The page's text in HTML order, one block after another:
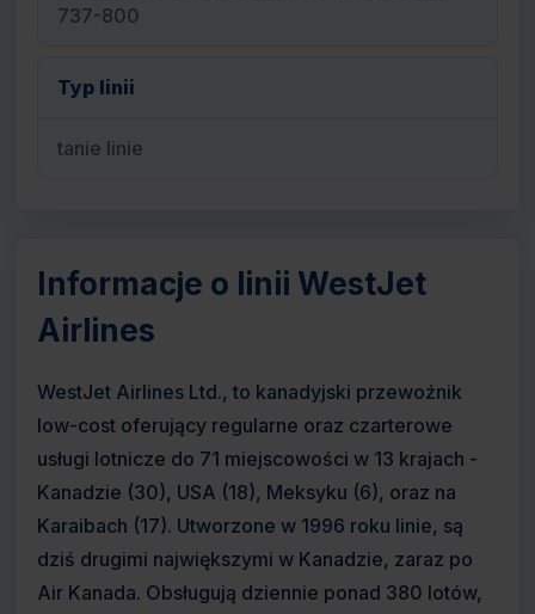
737-800
Typ linii
tanie linie
Informacje o linii WestJet
Airlines
WestJet Airlines Ltd., to kanadyjski przewoźnik
low-cost oferujący regularne oraz czarterowe
usługi lotnicze do 71 miejscowości w 13 krajach -
Kanadzie (30), USA (18), Meksyku (6), oraz na
Karaibach (17). Utworzone w 1996 roku linie, są
dziś drugimi największymi w Kanadzie, zaraz po
Air Kanada. Obsługują dziennie ponad 380 lotów,